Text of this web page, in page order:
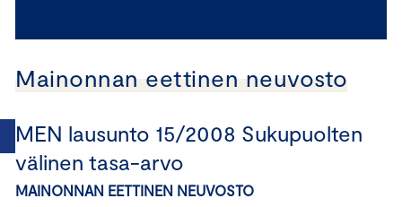
Mainonnan eettinen neuvosto
MEN lausunto 15/2008 Sukupuolten
välinen tasa-arvo
MAINONNAN EETTINEN NEUVOSTO